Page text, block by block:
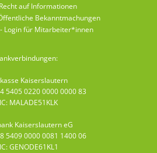
auf Informationen
Bekanntmachungen
Login für Mitarbeiter*innen
Kaiserslautern
5405 0220 0000 0000 83
MALADE51KLK
Kaiserslautern eG
5409 0000 0081 1400 06
GENODE61KL1